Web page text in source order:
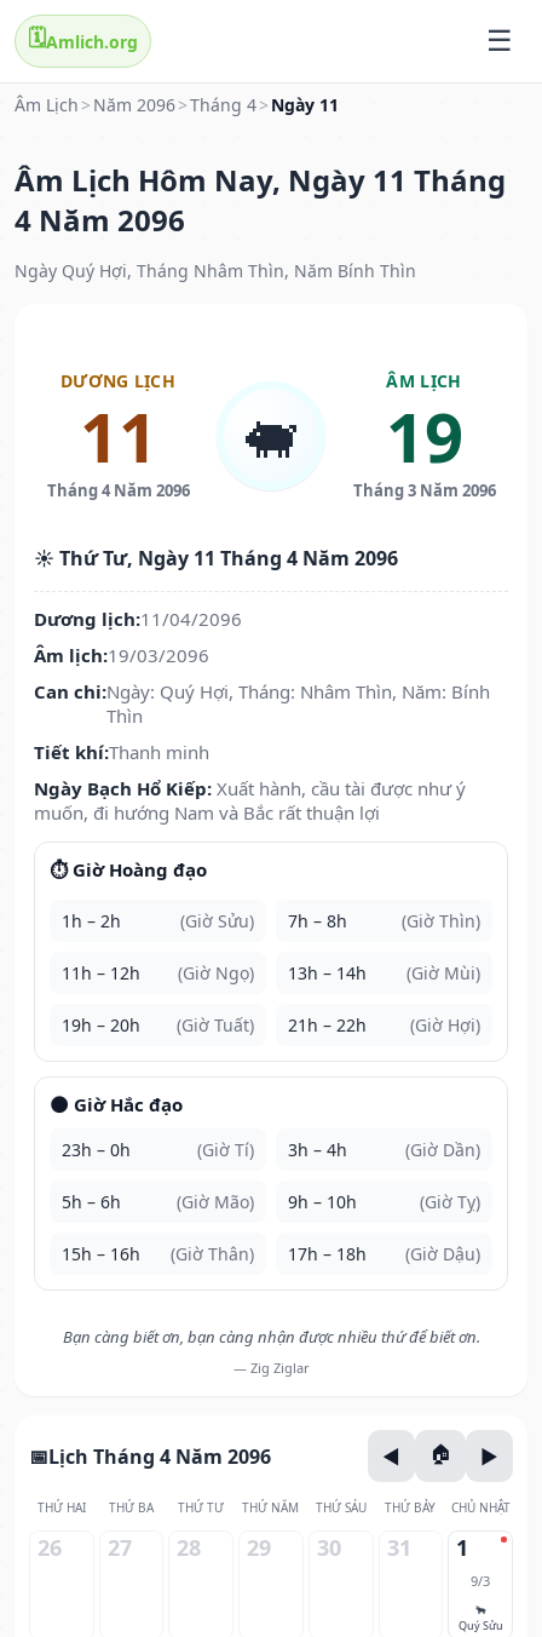
🗓️Amlich.org
Âm Lịch > Năm 2096>Tháng 4> Ngày 11
Âm Lịch Hôm Nay, Ngày 11 Tháng
4 Năm 2096
Ngày Quý Hợi, Tháng Nhâm Thìn, Năm Bính Thìn
DƯƠNG LỊCH
11
Tháng 4 Năm 2096
🐖
ÂM LỊCH
19
Tháng 3 Năm 2096
☀️ Thứ Tư, Ngày 11 Tháng 4 Năm 2096
Dương lịch:11/04/2096
Âm lịch:19/03/2096
Can chi:Ngày: Quý Hợi, Tháng: Nhâm Thìn, Năm: Bính
Thìn
Tiết khí:Thanh minh
Ngày Bạch Hổ Kiếp: Xuất hành, cầu tài được như ý
muốn, đi hướng Nam và Bắc rất thuận lợi
⏱️ Giờ Hoàng đạo
1h – 2h (Giờ Sửu) 7h – 8h (Giờ Thìn)
11h – 12h (Giờ Ngọ) 13h – 14h (Giờ Mùi)
19h – 20h (Giờ Tuất) 21h – 22h (Giờ Hợi)
🌑 Giờ Hắc đạo
23h – 0h (Giờ Tí) 3h – 4h (Giờ Dần)
5h – 6h (Giờ Mão) 9h – 10h (Giờ Tỵ)
15h – 16h (Giờ Thân) 17h – 18h (Giờ Dậu)
Bạn càng biết ơn, bạn càng nhận được nhiều thứ để biết ơn.
— Zig Ziglar
Lịch Tháng 4 Năm 2096
THỨ HAI THỨ BA THỨ TƯ THỨ NĂM THỨ SÁU THỨ BẢY CHỦ NHẬT
26 27 28 29 30 31 1
9/3
🐂
Quý Sửu